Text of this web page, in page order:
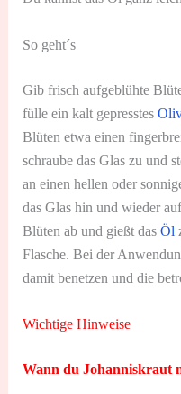
So geht´s
Gib frisch aufgeblühte
fülle ein kalt gepresstes
Blüten etwa einen
schraube das Glas zu und
an einen hellen oder
das Glas hin und wieder
Blüten ab und gießt das Öl
Flasche. Bei der
damit benetzen und die
Wichtige Hinweise
Wann du Johanniskraut